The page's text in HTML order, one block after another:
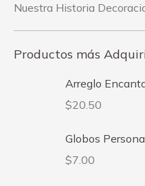
Nuestra Historia
Productos más
Arreglo
$20.50
Globos
$7.00